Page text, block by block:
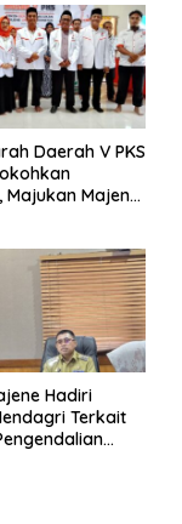
Daerah V PKS
Majukan Majene
Hadiri
Terkait